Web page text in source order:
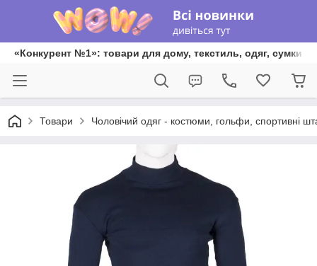
«Конкурент №1»: товари для дому, текстиль, одяг, сумки
Товари Чоловічий одяг - костюми, гольфи, спортивні